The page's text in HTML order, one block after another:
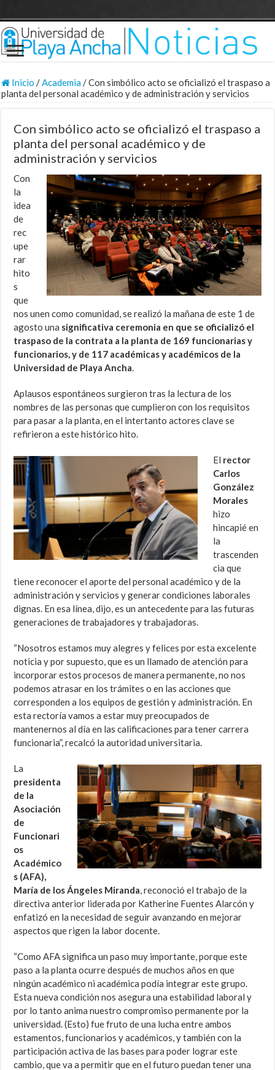
Inicio /Academia/Con simbólico acto se oficializó el traspaso a
planta del personal académico y de administración y servicios
Con simbólico acto se oficializó el traspaso a
planta del personal académico y de
administración y servicios
Con
la
idea
de
rec
upe
rar
hito
s
que
nos unen como comunidad, se realizó la mañana de este 1 de
agosto una significativa ceremonia en que se oficializó el
traspaso de la contrata a la planta de 169 funcionarias y
funcionarios, y de 117 académicas y académicos de la
Universidad de Playa Ancha.
Aplausos espontáneos surgieron tras la lectura de los
nombres de las personas que cumplieron con los requisitos
para pasar a la planta, en el intertanto actores clave se
refirieron a este histórico hito.
El rector
Carlos
González
Morales
hizo
hincapié en
la
trascenden
cia que
tiene reconocer el aporte del personal académico y de la
administración y servicios y generar condiciones laborales
dignas. En esa línea, dijo, es un antecedente para las futuras
generaciones de trabajadores y trabajadoras.
“Nosotros estamos muy alegres y felices por esta excelente
noticia y por supuesto, que es un llamado de atención para
incorporar estos procesos de manera permanente, no nos
podemos atrasar en los trámites o en las acciones que
corresponden a los equipos de gestión y administración. En
esta rectoría vamos a estar muy preocupados de
mantenernos al día en las calificaciones para tener carrera
funcionaria”, recalcó la autoridad universitaria.
La
presidenta
de la
Asociación
de
Funcionari
os
Académico
s (AFA),
María de los Ángeles Miranda, reconoció el trabajo de la
directiva anterior liderada por Katherine Fuentes Alarcón y
enfatizó en la necesidad de seguir avanzando en mejorar
aspectos que rigen la labor docente.
“Como AFA significa un paso muy importante, porque este
paso a la planta ocurre después de muchos años en que
ningún académico ni académica podía integrar este grupo.
Esta nueva condición nos asegura una estabilidad laboral y
por lo tanto anima nuestro compromiso permanente por la
universidad. (Esto) fue fruto de una lucha entre ambos
estamentos, funcionarios y académicos, y también con la
participación activa de las bases para poder lograr este
cambio, que va a permitir que en el futuro puedan tener una